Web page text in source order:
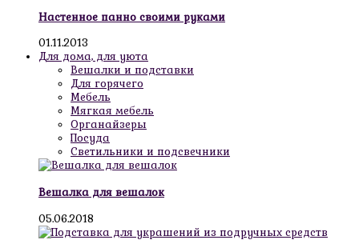
Настенное панно своими руками
01.11.2013
Для дома, для уюта
Вешалки и подставки
Для горячего
Мебель
Мягкая мебель
Органайзеры
Посуда
Светильники и подсвечники
Вешалка для вешалок
05.06.2018